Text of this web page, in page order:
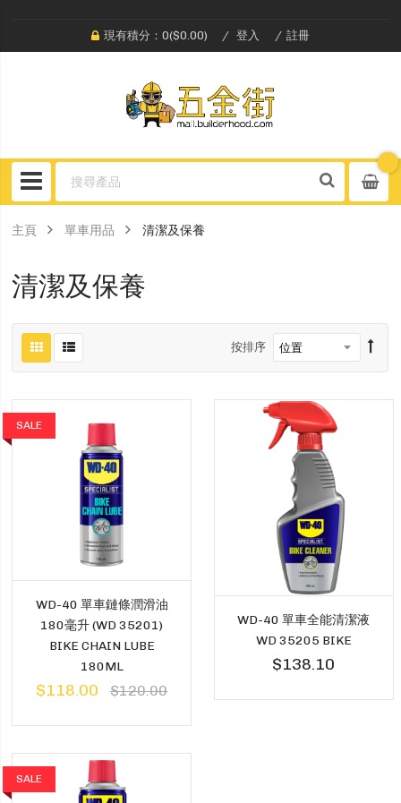
現有積分：0($0.00) 登入 註冊
主頁 單車用品 清潔及保養
清潔及保養
按排序
SALE
WD-40 單車鏈條潤滑油
180毫升 (WD 35201)
BIKE CHAIN LUBE
180ML
$118.00 $120.00
WD-40 單車全能清潔液
WD 35205 BIKE
$138.10
SALE